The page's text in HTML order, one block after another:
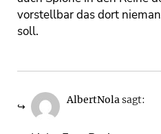
vorstellbar das dort
soll.
AlbertNolasagt: